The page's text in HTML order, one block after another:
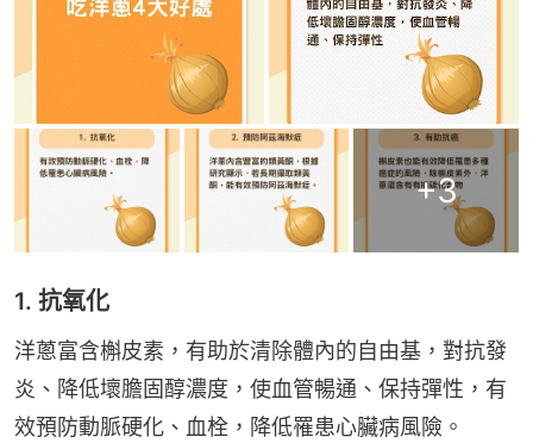
+3
1. 抗氧化
洋蔥富含槲皮素，有助於清除體內的自由基，對抗發
炎、降低壞膽固醇濃度，使血管暢通、保持彈性，有
效預防動脈硬化、血栓，降低罹患心臟病風險。